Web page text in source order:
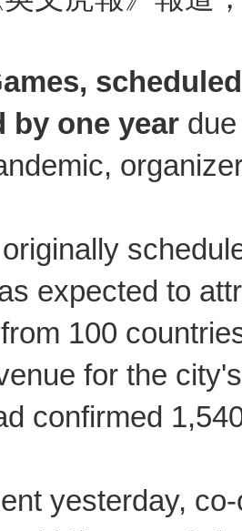
by one year
expected to
100
for the
confirmed
yesterday,